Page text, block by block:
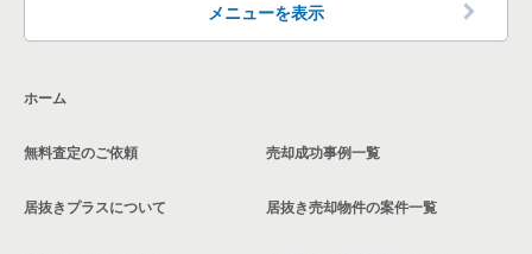
名古屋市緑区の飲食店の居抜き売却物件の案件一覧
あま市の飲食店の居抜き売却物件の案件一覧
名古屋市港区の飲食店の居抜き売却物件の案件一覧
メニューを表示
ホーム
無料査定のご依頼
居抜きプラスについて
売却成功事例一覧
居抜き売却物件の案件一覧